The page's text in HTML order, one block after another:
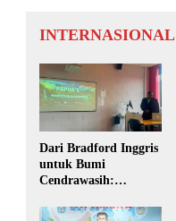
INTERNASIONAL
Dari Bradford Inggris
untuk Bumi
Cendrawasih:
Akademisi Dunia